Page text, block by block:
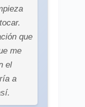
que
me
el
a